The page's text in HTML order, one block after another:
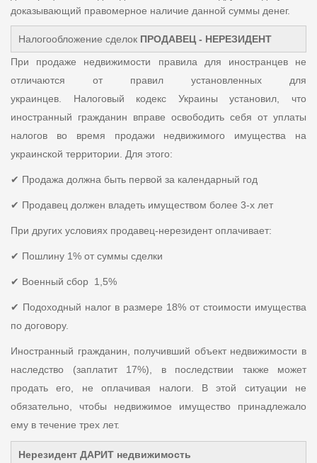
доказывающий правомерное наличие данной суммы денег.
Налогообложение сделок ПРОДАВЕЦ - НЕРЕЗИДЕНТ
При продаже недвижимости правила для иностранцев не
отличаются от правил установленных для
украинцев. Налоговый кодекс Украины установил, что
иностранный гражданин вправе освободить себя от уплаты
налогов во время продажи недвижимого имущества на
украинской территории. Для этого:
✔ Продажа должна быть первой за календарный год
✔ Продавец должен владеть имуществом более 3-х лет
При других условиях продавец-нерезидент оплачивает:
✔ Пошлину 1% от суммы сделки
✔ Военный сбор 1,5%
✔ Подоходный налог в размере 18% от стоимости имущества
по договору.
Иностранный гражданин, получивший объект недвижимости в
наследство (заплатит 17%), в последствии также может
продать его, не оплачивая налоги. В этой ситуации не
обязательно, чтобы недвижимое имущество принадлежало
ему в течение трех лет.
Нерезидент ДАРИТ недвижимость